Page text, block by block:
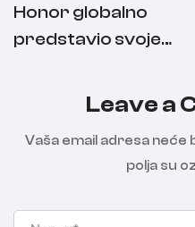
Honor globalno
predstavio svoje
Leave a
Vaša email adresa neće
polja su